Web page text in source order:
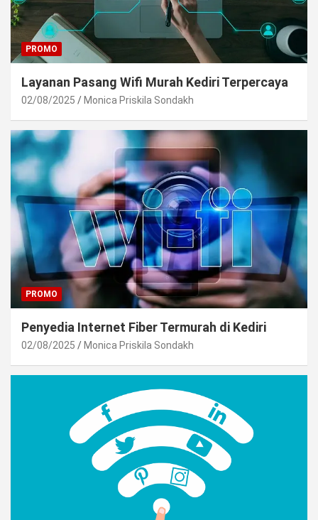
PROMO
Layanan Pasang Wifi Murah Kediri Terpercaya
02/08/2025 Monica Priskila Sondakh
PROMO
Penyedia Internet Fiber Termurah di Kediri
02/08/2025 Monica Priskila Sondakh